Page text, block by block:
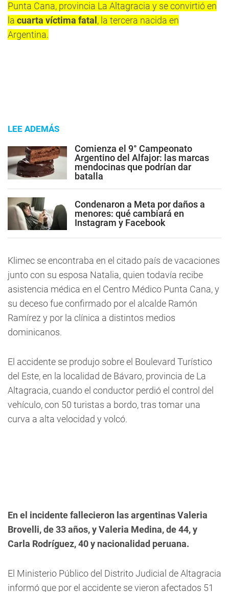
Punta Cana, provincia La Altagracia y se convirtió en
la cuarta víctima fatal , la tercera nacida en
Argentina.
LEE ADEMÁS
Comienza el 9° Campeonato
Argentino del Alfajor: las marcas
mendocinas que podrían dar
batalla
Condenaron a Meta por daños a
menores: qué cambiará en
Instagram y Facebook
Klimec se encontraba en el citado país de vacaciones
junto con su esposa Natalia, quien todavía recibe
asistencia médica en el Centro Médico Punta Cana, y
su deceso fue confirmado por el alcalde Ramón
Ramírez y por la clínica a distintos medios
dominicanos.
El accidente se produjo sobre el Boulevard Turístico
del Este, en la localidad de Bávaro, provincia de La
Altagracia, cuando el conductor perdió el control del
vehículo, con 50 turistas a bordo, tras tomar una
curva a alta velocidad y volcó.
En el incidente fallecieron las argentinas Valeria
Brovelli, de 33 años, y Valeria Medina, de 44, y
Carla Rodríguez, 40 y nacionalidad peruana.
El Ministerio Público del Distrito Judicial de Altagracia
informó que por el accidente se vieron afectados 51